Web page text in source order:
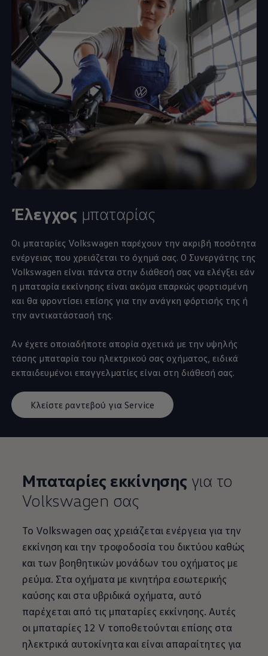
Έλεγχοςμπαταρίας
Οι μπαταρίες Volkswagen παρέχουν την ακριβή ποσότητα
ενέργειας που χρειάζεται το όχημά σας. Ο Συνεργάτης της
Volkswagen είναι πάντα στην διάθεσή σας να ελέγξει εάν
η μπαταρία εκκίνησης είναι ακόμα επαρκώς φορτισμένη
και θα φροντίσει επίσης για την ανάγκη φόρτισής της ή
την αντικατάστασή της.
Αν έχετε οποιαδήποτε απορία σχετικά με την υψηλής
τάσης μπαταρία του ηλεκτρικού σας οχήματος, ειδικά
εκπαιδευμένοι επαγγελματίες είναι στη διάθεσή σας.
Κλείστε ραντεβού για Service
Μπαταρίες εκκίνησηςγια το
Volkswagen σας
Το Volkswagen σας χρειάζεται ενέργεια για την
εκκίνηση και την τροφοδοσία του δικτύου καθώς
και των βοηθητικών μονάδων του οχήματος με
ρεύμα. Στα οχήματα με κινητήρα εσωτερικής
καύσης και στα υβριδικά οχήματα, αυτό
παρέχεται από τις μπαταρίες εκκίνησης. Αυτές
οι μπαταρίες 12 V τοποθετούνται επίσης στα
ηλεκτρικά αυτοκίνητα και είναι απαραίτητες για